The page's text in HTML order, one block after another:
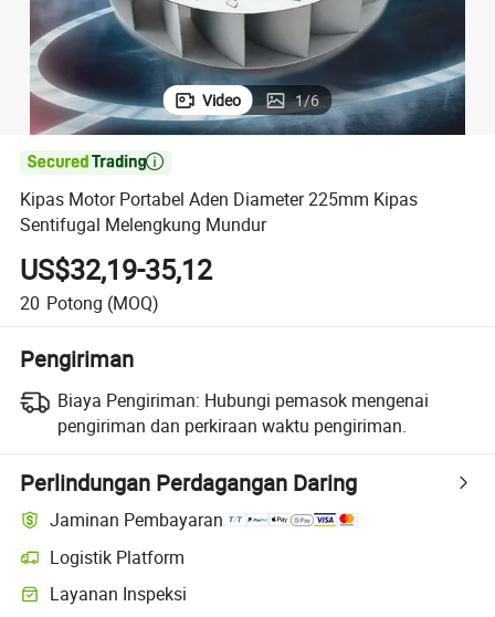
Video 1/6

Kipas Motor Portabel Aden Diameter 225mm Kipas
Sentifugal Melengkung Mundur
US$32,19-35,12
20 Potong (MOQ)
Pengiriman
Biaya Pengiriman: Hubungi pemasok mengenai
pengiriman dan perkiraan waktu pengiriman.
Perlindungan Perdagangan Daring
Jaminan Pembayaran
Logistik Platform
Pelacakan pengiriman yang lebih jelas dengan logistik yang
Layanan Inspeksi
Pemeriksaan pra-pengiriman opsional untuk pemeriksaan kualitas